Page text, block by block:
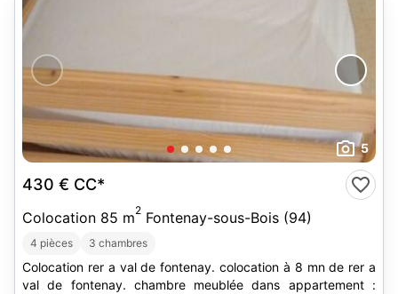
5
430 € CC*
Colocation 85 m2 Fontenay-sous-Bois (94)
4 pièces 3 chambres
Colocation rer a val de fontenay. colocation à 8 mn de rer a
val de fontenay. chambre meublée dans appartement :